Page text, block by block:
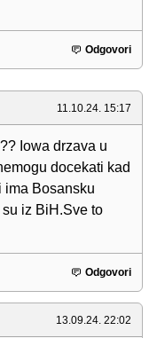
Odgovori
11.10.24. 15:17
Iowa drzava u
docekati kad
ima Bosansku
iz BiH.Sve to
Odgovori
13.09.24. 22:02